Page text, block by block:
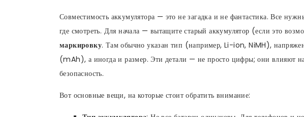
Совместимость аккумулятора — это не загадка и не фантастика. Все
где смотреть. Для начала — вытащите старый аккумулятор (если это
маркировку. Там обычно указан тип (например, Li-ion, NiMH),
(mAh), а иногда и размер. Эти детали — не просто цифры; они влияют на
безопасность.
Вот основные вещи, на которые стоит обратить внимание: